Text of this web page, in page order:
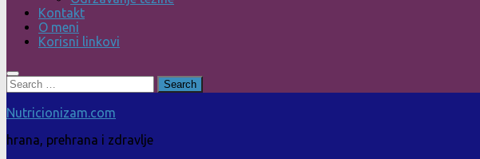
Kontakt
O meni
Korisni linkovi
Search
for:
Nutricionizam.com
hrana, prehrana i zdravlje